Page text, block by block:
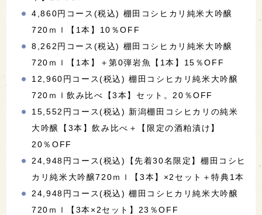
4,860円コース(税込) 棚田コシヒカリ純米大吟醸
720ｍｌ【1本】10％OFF
8,262円コース(税込) 棚田コシヒカリ純米大吟醸
720ｍｌ【1本】＋第0弾岩魚【1本】15％OFF
12,960円コース(税込) 棚田コシヒカリ純米大吟醸
720ｍｌ飲み比べ【3本】セット。20％OFF
15,552円コース(税込) 新潟棚田コシヒカリの純米
大吟醸【3本】飲み比べ＋【限定の酒粕漬け】
20％OFF
24,948円コース(税込)【先着30名限定】棚田コシヒ
カリ純米大吟醸720ｍｌ【3本】×2セット＋特典1本
24,948円コース(税込) 棚田コシヒカリ純米大吟醸
720ｍｌ【3本×2セット】23％OFF